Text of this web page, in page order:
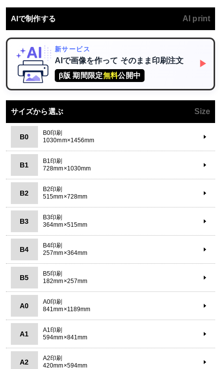
AIで制作する AI print
新サービス
AIで画像を作って そのまま印刷注文
β版 期間限定無料公開中
▶
サイズから選ぶ Size
B0
B0印刷
1030mm×1456mm
B1
B1印刷
728mm×1030mm
B2
B2印刷
515mm×728mm
B3
B3印刷
364mm×515mm
B4
B4印刷
257mm×364mm
B5
B5印刷
182mm×257mm
A0
A0印刷
841mm×1189mm
A1
A1印刷
594mm×841mm
A2
A2印刷
420mm×594mm